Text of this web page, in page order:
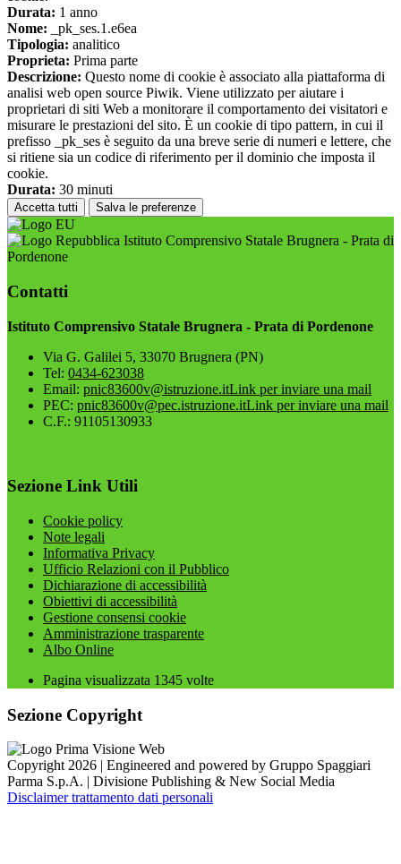
Durata: 1 anno
Nome: _pk_ses.1.e6ea
Tipologia: analitico
Proprieta: Prima parte
Descrizione: Questo nome di cookie è associato alla piattaforma di
analisi web open source Piwik. Viene utilizzato per aiutare i
proprietari di siti Web a monitorare il comportamento dei visitatori e
misurare le prestazioni del sito. È un cookie di tipo pattern, in cui il
prefisso _pk_ses è seguito da una breve serie di numeri e lettere, che
si ritiene sia un codice di riferimento per il dominio che imposta il
cookie.
Durata: 30 minuti
Accetta tutti Salva le preferenze
Istituto Comprensivo Statale Brugnera - Prata di
Pordenone
Contatti
Istituto Comprensivo Statale Brugnera - Prata di Pordenone
Via G. Galilei 5, 33070 Brugnera (PN)
Tel: 0434-623038
Email: pnic83600v@istruzione.itLink per inviare una mail
PEC: pnic83600v@pec.istruzione.itLink per inviare una mail
C.F.: 91105130933
Sezione Link Utili
Cookie policy
Note legali
Informativa Privacy
Ufficio Relazioni con il Pubblico
Dichiarazione di accessibilità
Obiettivi di accessibilità
Gestione consensi cookie
Amministrazione trasparente
Albo Online
Pagina visualizzata 1345 volte
Sezione Copyright
Copyright 2026 | Engineered and powered by Gruppo Spaggiari
Parma S.p.A. | Divisione Publishing & New Social Media
Disclaimer trattamento dati personali